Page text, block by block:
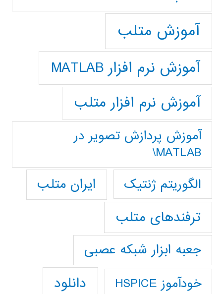
آموزش متلب
آموزش نرم افزار MATLAB
آموزش نرم افزار متلب
آموزش پردازش تصوير در
MATLAB\
الگوریتم ژنتیک
ایران متلب
ترفندهای متلب
جعبه ابزار شبکه عصبی
خودآموز HSPICE دانلود